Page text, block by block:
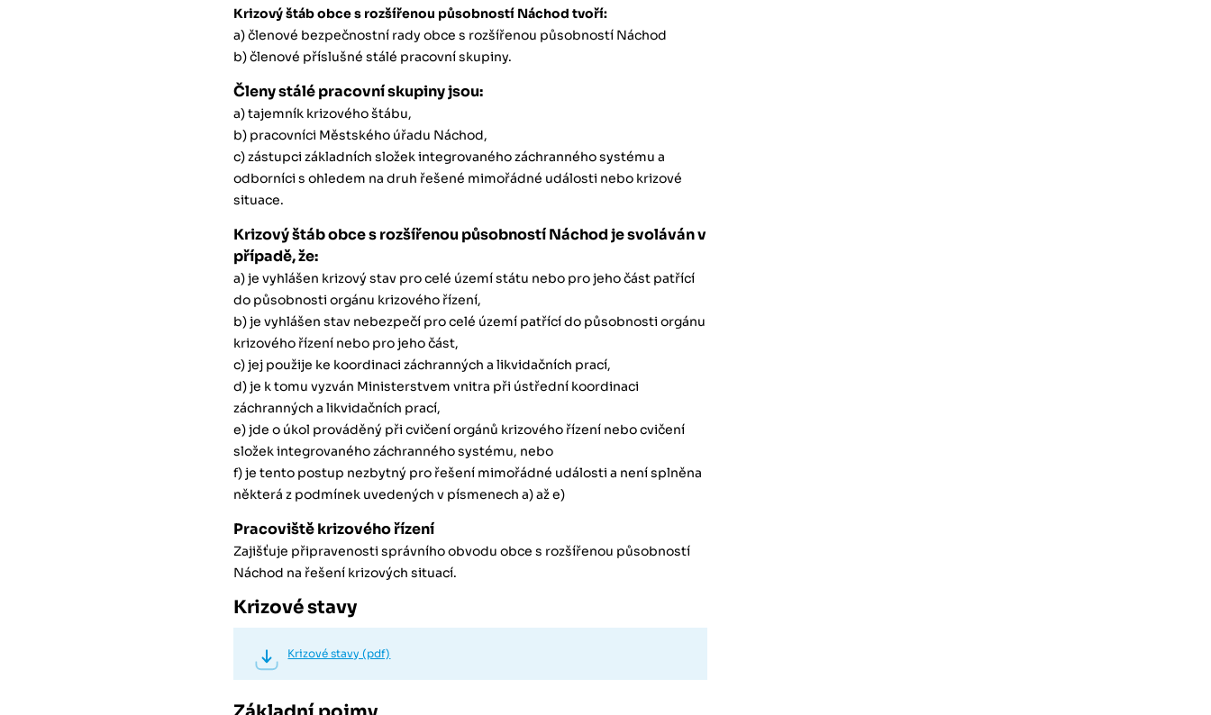
Krizový štáb obce s rozšířenou působností Náchod tvoří:
a) členové bezpečnostní rady obce s rozšířenou působností Náchod
b) členové příslušné stálé pracovní skupiny.
Členy stálé pracovní skupiny jsou:
a) tajemník krizového štábu,
b) pracovníci Městského úřadu Náchod,
c) zástupci základních složek integrovaného záchranného systému a
odborníci s ohledem na druh řešené mimořádné události nebo krizové
situace.
Krizový štáb obce s rozšířenou působností Náchod je svoláván v
případě, že:
a) je vyhlášen krizový stav pro celé území státu nebo pro jeho část patřící
do působnosti orgánu krizového řízení,
b) je vyhlášen stav nebezpečí pro celé území patřící do působnosti orgánu
krizového řízení nebo pro jeho část,
c) jej použije ke koordinaci záchranných a likvidačních prací,
d) je k tomu vyzván Ministerstvem vnitra při ústřední koordinaci
záchranných a likvidačních prací,
e) jde o úkol prováděný při cvičení orgánů krizového řízení nebo cvičení
složek integrovaného záchranného systému, nebo
f) je tento postup nezbytný pro řešení mimořádné události a není splněna
některá z podmínek uvedených v písmenech a) až e)
Pracoviště krizového řízení
Zajišťuje připravenosti správního obvodu obce s rozšířenou působností
Náchod na řešení krizových situací.
Krizové stavy
Krizové stavy (pdf)